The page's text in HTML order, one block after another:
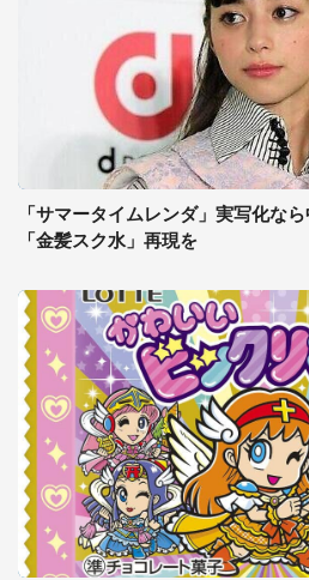
「サマータイムレンダ」実写化な
「金髪スク水」再現を